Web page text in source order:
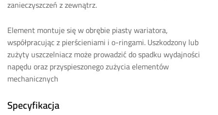
zanieczyszczeń z zewnątrz.
Element montuje się w obrębie piasty wariatora,
współpracując z pierścieniami i o-ringami. Uszkodzony lub
zużyty uszczelniacz może prowadzić do spadku wydajności
napędu oraz przyspieszonego zużycia elementów
mechanicznych
Specyfikacja